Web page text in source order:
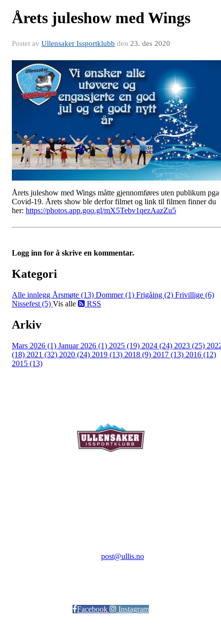
Årets juleshow med Wings
Postet av Ullensaker Issportklubb den 23. des 2020
Årets juleshow med Wings måtte gjennomføres uten publikum pga
Covid-19. Årets show ble derfor filmet og link til filmen finner du
her: https://photos.app.goo.gl/mX5Tebv1qezAazZu5
Logg inn for å skrive en kommentar.
Kategori
Alle innlegg Årsmøte (13) Dommer (1) Frigåing (2) Frivillige (6)
Nissefest (5) Vis alle RSS
Arkiv
Mars 2026 (1) Januar 2026 (1) 2025 (19) 2024 (24) 2023 (25)
(18) 2021 (32) 2020 (24) 2019 (13) 2018 (9) 2017 (13) 2016 (12)
2015 (13)
post@ullis.no
Facebook Instagram